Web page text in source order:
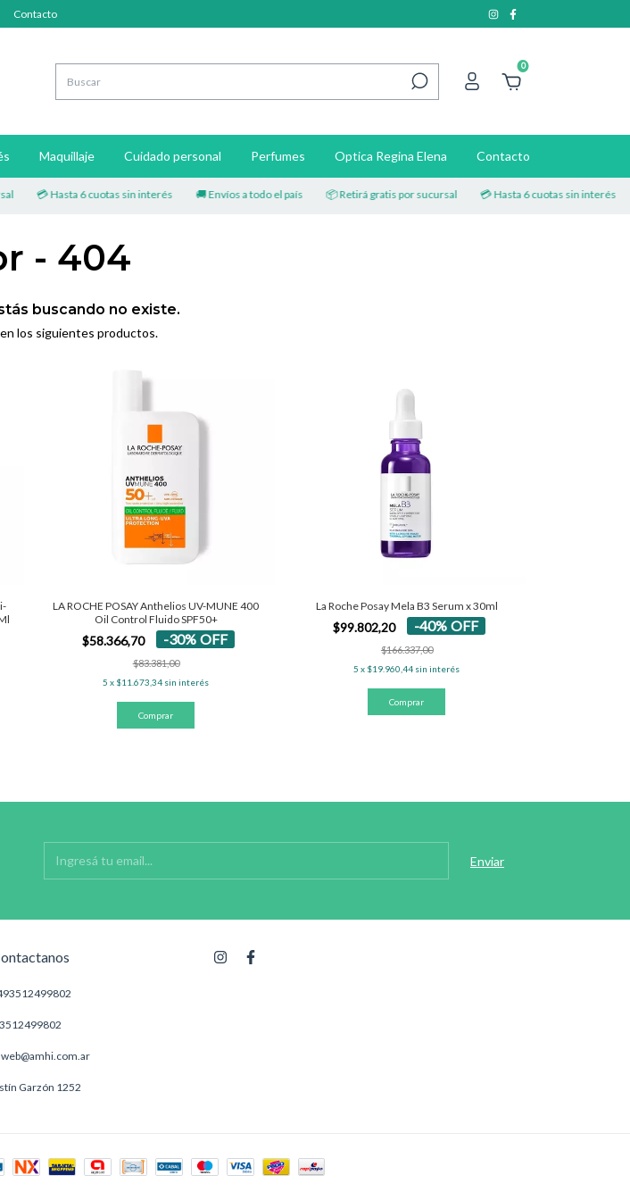
Contacto
0
Maquillaje Cuidado personal Perfumes Optica Regina Elena Contacto
💳 Hasta 6 cuotas sin interés 🚚 Envíos a todo el país 📦 Retirá gratis por sucursal 💳 Hasta 6 cuotas sin interés
- 404
buscando no existe.
los siguientes productos.
LA ROCHE POSAY Anthelios UV-MUNE 400
Oil Control Fluido SPF50+
$58.366,70 -30%OFF
$83.381,00
5 x $11.673,34 sin interés
La Roche Posay Mela B3 Serum x 30ml
$99.802,20 -40%OFF
$166.337,00
5 x $19.960,44 sin interés
3512499802
Garzón 1252